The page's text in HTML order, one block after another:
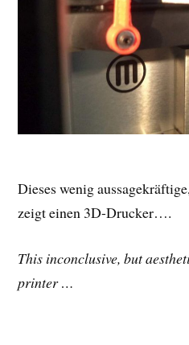
Dieses wenig
zeigt einen 3D-Drucker….
This inconclusive, but
printer …